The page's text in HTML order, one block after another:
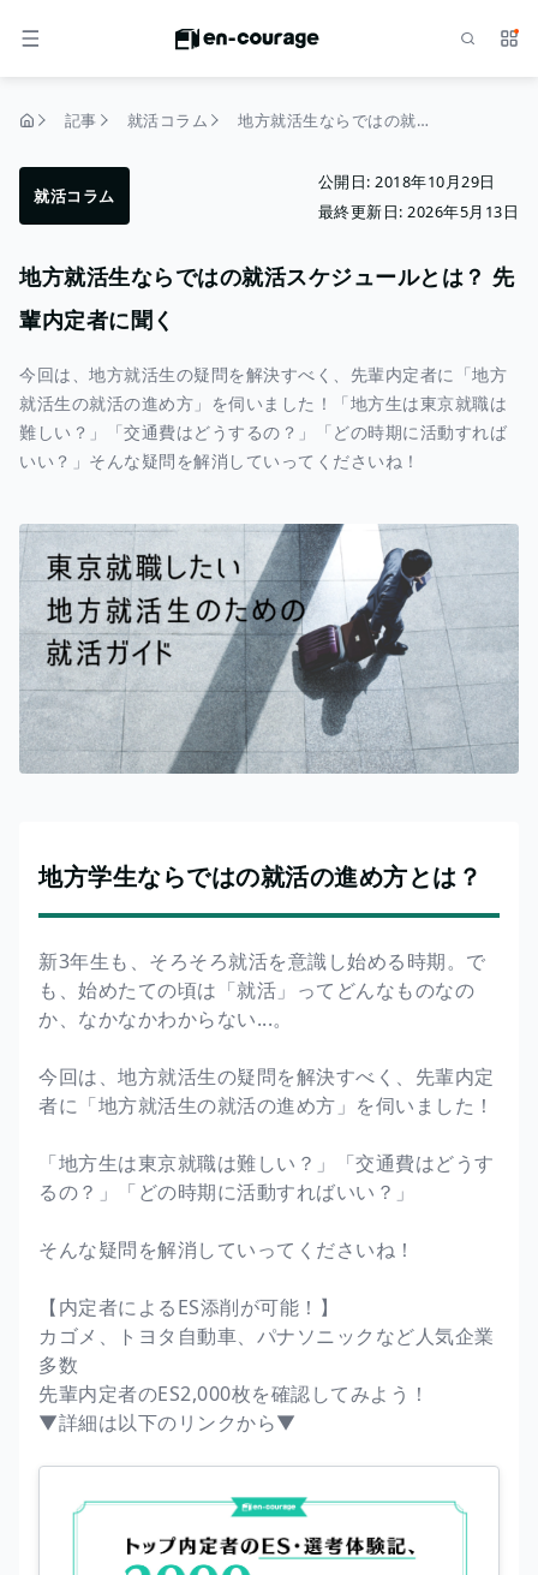
メニュー サ
記事 就活コラム 地方就活生ならではの就活スケジュールとは？ 先輩内定者に聞く
就活コラム
公開日: 2018年10月29日
最終更新日: 2026年5月13日
地方就活生ならではの就活スケジュールとは？ 先
輩内定者に聞く
今回は、地方就活生の疑問を解決すべく、先輩内定者に「地方
就活生の就活の進め方」を伺いました！「地方生は東京就職は
難しい？」「交通費はどうするの？」「どの時期に活動すれば
いい？」そんな疑問を解消していってくださいね！
地方学生ならではの就活の進め方とは？
新3年生も、そろそろ就活を意識し始める時期。で
も、始めたての頃は「就活」ってどんなものなの
か、なかなかわからない...。
今回は、地方就活生の疑問を解決すべく、先輩内定
者に「地方就活生の就活の進め方」を伺いました！
「地方生は東京就職は難しい？」「交通費はどうす
るの？」「どの時期に活動すればいい？」
そんな疑問を解消していってくださいね！
【内定者によるES添削が可能！】
カゴメ、トヨタ自動車、パナソニックなど人気企業
多数
先輩内定者のES2,000枚を確認してみよう！
▼詳細は以下のリンクから▼